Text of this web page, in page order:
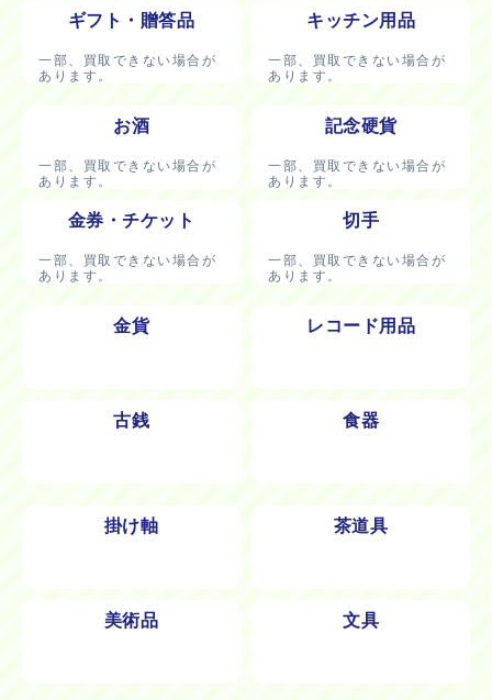
ギフト・贈答品
一部、買取できない場合が
あります。
キッチン用品
一部、買取できない場合が
あります。
お酒
一部、買取できない場合が
あります。
記念硬貨
一部、買取できない場合が
あります。
金券・チケット
一部、買取できない場合が
あります。
切手
一部、買取できない場合が
あります。
金貨 レコード用品
古銭 食器
掛け軸 茶道具
美術品 文具